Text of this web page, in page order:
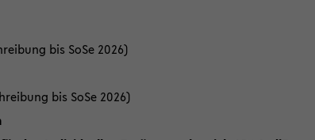
bis SoSe 2026)
bis SoSe 2026)